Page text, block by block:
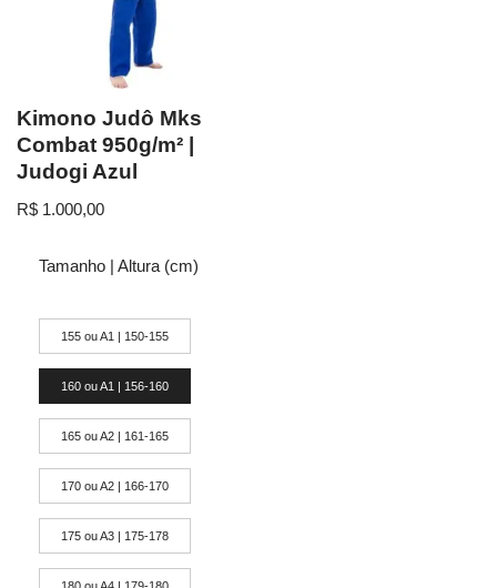
Kimono Judô Mks
Combat 950g/m² |
Judogi Azul
R$ 1.000,00
Tamanho | Altura (cm)
155 ou A1 | 150-155
160 ou A1 | 156-160
165 ou A2 | 161-165
170 ou A2 | 166-170
175 ou A3 | 175-178